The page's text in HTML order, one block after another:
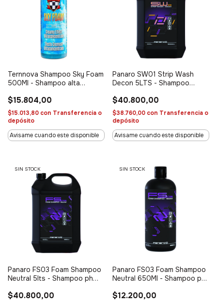
Ternnova Shampoo Sky Foam
500Ml - Shampoo alta
$15.804,00
$15.013,80 con Transferencia o
depósito
Avisame cuando este disponible
Panaro SW01 Strip Wash
Decon 5LTS - Shampoo
$40.800,00
$38.760,00 con Transferencia o
depósito
Avisame cuando este disponible
SIN STOCK
Panaro FS03 Foam Shampoo
Neutral 5lts - Shampoo ph
$40.800,00
SIN STOCK
Panaro FS03 Foam Shampoo
Neutral 650Ml - Shampoo ph
$12.200,00